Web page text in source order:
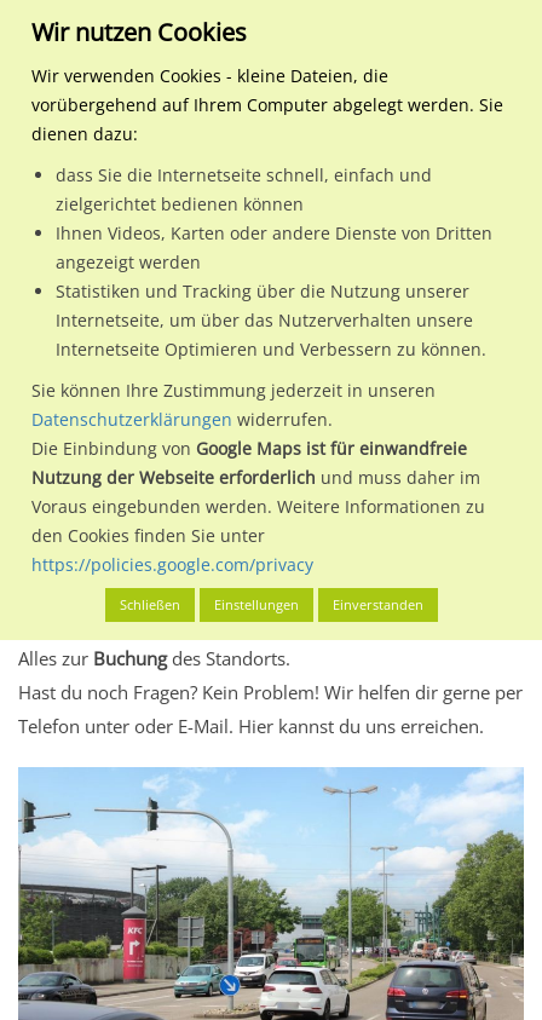
Regionale Plakatwerbung Baden-Württemberg
Offenburg, Stadt
Hauptstr Burda gg/
Nutze günstige Werbemöglichkeiten am Standort Hauptstr
Burda gg/Kronenstr nhim Ortsteil Stadtmitte)in Offenburg,
Stadt.
Wir erheben für jede unserer Werbeflächen individuelle und
aktuelleStandortinformationenundLeistungswerte. Damit
kannst du dich schon vor der Buchung im Detail über den
Standort, seine Reichweite und Werbewirkung sowie
eventuelle Beschränkungen in den zugelassenen
Werbeinhalten informieren.
Alles klar? Dann findest du direkt im unteren Teil dieser Seite
Alles zur Buchungdes Standorts.
Hast du noch Fragen? Kein Problem! Wir helfen dir gerne per
Telefon unter oder E-Mail. Hier kannst du uns erreichen.
Wir nutzen Cookies
Wir verwenden Cookies - kleine Dateien, die
vorübergehend auf Ihrem Computer abgelegt werden. Sie
dienen dazu:
dass Sie die Internetseite schnell, einfach und
zielgerichtet bedienen können
Ihnen Videos, Karten oder andere Dienste von Dritten
angezeigt werden
Statistiken und Tracking über die Nutzung unserer
Internetseite, um über das Nutzerverhalten unsere
Internetseite Optimieren und Verbessern zu können.
Sie können Ihre Zustimmung jederzeit in unseren
Datenschutzerklärungen widerrufen.
Die Einbindung von Google Maps ist für einwandfreie
Nutzung der Webseite erforderlich und muss daher im
Voraus eingebunden werden. Weitere Informationen zu
den Cookies finden Sie unter
https://policies.google.com/privacy
Schließen Einstellungen Einverstanden